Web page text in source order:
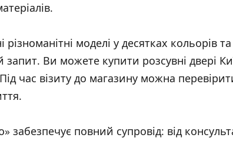
різноманітні моделі у десятках кольорів
запит. Ви можете купити розсувні двері
час візиту до магазину можна
забезпечує повний супровід: від